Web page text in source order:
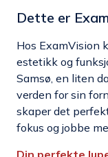
Dette er
Hos ExamVision
estetikk og
Samsø, en liten
verden for sin
skaper det
fokus og jobbe
Din perfekte